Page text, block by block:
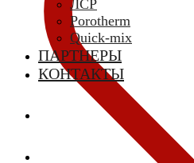
ЛСР
Porotherm
Quick-mix
ПАРТНЕРЫ
КОНТАКТЫ